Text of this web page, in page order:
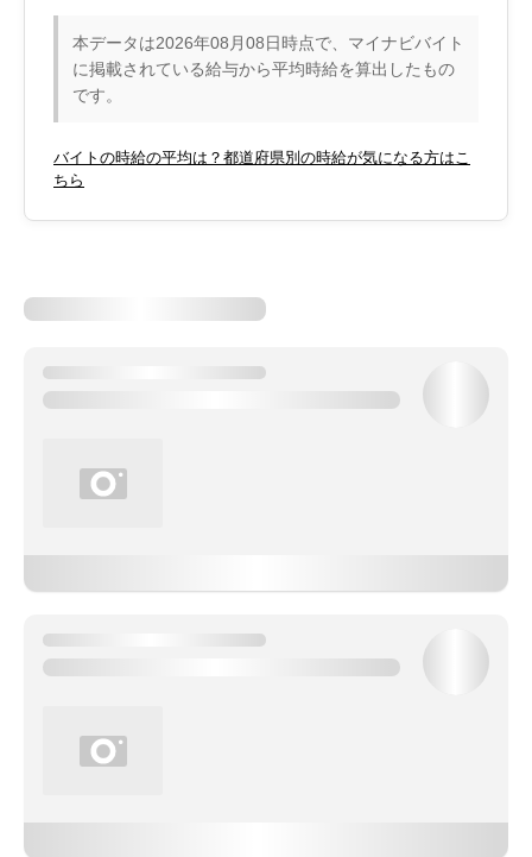
本データは2026年08月08日時点で、マイナビバイト
に掲載されている給与から平均時給を算出したもの
です。
バイトの時給の平均は？都道府県別の時給が気になる方はこ
ちら